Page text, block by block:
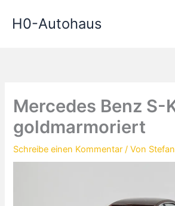
InhaltH0-Autohaus
Mercedes Benz S-
goldmarmoriert
Schreibe einen Kommentar / Von